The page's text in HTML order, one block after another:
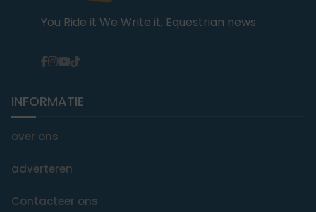
You Ride it We Write it, Equestrian news
INFORMATIE
over ons
adverteren
Contacteer ons